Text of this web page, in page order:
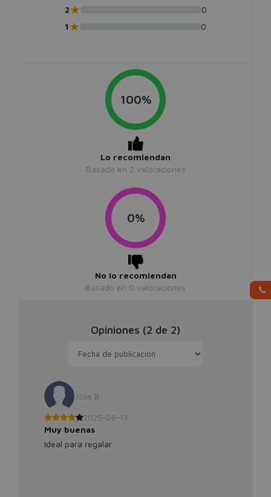
2★
0
1★ 0
100%
Lo recomiendan
Basado en 2 valoraciones
0%
No lo recomiendan
Basado en 0 valoraciones
Opiniones (2 de 2)
Jose B
2025-06-13
Muy buenas
Ideal para regalar